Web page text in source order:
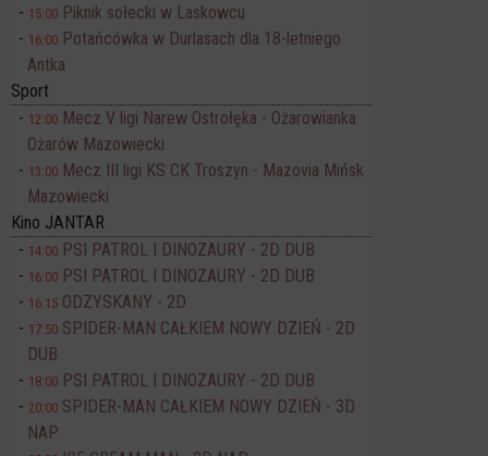
15:00 Piknik sołecki w Laskowcu
16:00 Potańcówka w Durlasach dla 18-letniego
Antka
Sport
12:00 Mecz V ligi Narew Ostrołęka - Ożarowianka
Ożarów Mazowiecki
13:00 Mecz III ligi KS CK Troszyn - Mazovia Mińsk
Mazowiecki
Kino JANTAR
14:00 PSI PATROL I DINOZAURY - 2D DUB
16:00 PSI PATROL I DINOZAURY - 2D DUB
16:15 ODZYSKANY - 2D
17:50 SPIDER-MAN CAŁKIEM NOWY DZIEŃ - 2D
DUB
18:00 PSI PATROL I DINOZAURY - 2D DUB
20:00 SPIDER-MAN CAŁKIEM NOWY DZIEŃ - 3D
NAP